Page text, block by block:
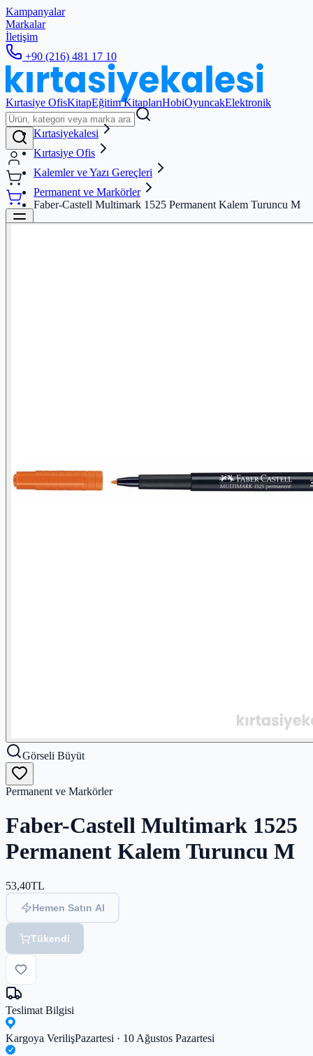
Kampanyalar
Markalar
İletişim
+90 (216) 481 17 10
Kırtasiye OfisKitapEğitim KitaplarıHobiOyuncakElektronik
Kırtasiyekalesi
Kırtasiye Ofis
Kalemler ve Yazı Gereçleri
Permanent ve Markörler
Faber-Castell Multimark 1525 Permanent Kalem Turuncu M
Görseli Büyüt
Permanent ve Markörler
Faber-Castell Multimark 1525
Permanent Kalem Turuncu M
53,40TL
Hemen Satın Al
Tükendi
Teslimat Bilgisi
Kargoya VerilişPazartesi · 10 Ağustos Pazartesi